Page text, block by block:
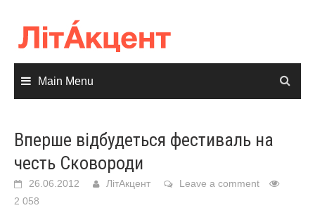
content
Main Menu
Вперше відбудеться фестиваль на
честь Сковороди
26.06.2012 ЛітАкцент
Leave a comment
2 058